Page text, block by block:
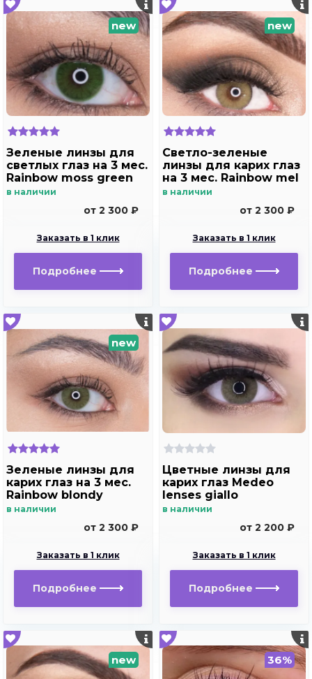
new
Зеленые линзы для
светлых глаз на 3 мес.
Rainbow moss green
в наличии
от 2 300 ₽
Заказать в 1 клик
Подробнее
new
Светло-зеленые
линзы для карих глаз
на 3 мес. Rainbow mel
в наличии
от 2 300 ₽
Заказать в 1 клик
Подробнее
new
Зеленые линзы для
карих глаз на 3 мес.
Rainbow blondy
в наличии
от 2 300 ₽
Заказать в 1 клик
Подробнее
Цветные линзы для
карих глаз Medeo
lenses giallo
в наличии
от 2 200 ₽
Заказать в 1 клик
Подробнее
new 36%